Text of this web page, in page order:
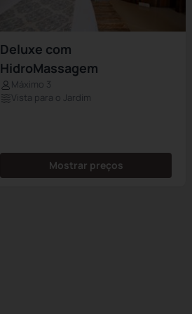
Deluxe com
HidroMassagem
Máximo 3
Vista para o Jardim
Mostrar preços